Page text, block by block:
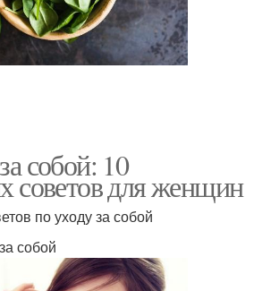
собой: 10
советов для женщин
по уходу за собой
собой